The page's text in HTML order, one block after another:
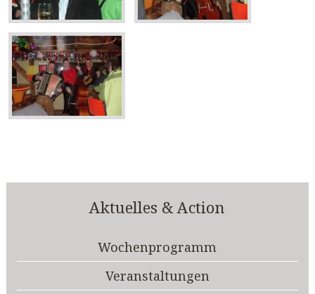
Aktuelles & Action
Wochenprogramm
Veranstaltungen